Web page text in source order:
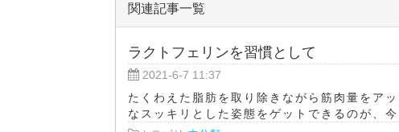
関連記事一覧
ラクトフェリンを習慣として
2021-6-7 11:37
たくわえた脂肪を取り除きながら筋肉量をア
なスッキリとした姿態をゲットできるのが、